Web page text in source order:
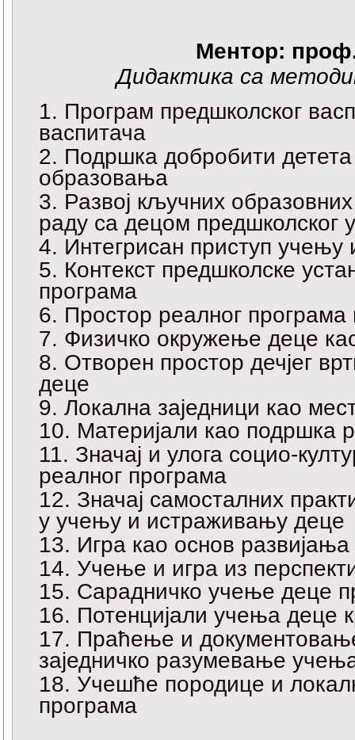
Ментор:
Дидактика са
Програм предшколског
васпитача
Подршка добробити
образовања
Развој кључних
раду са децом предшколског
Интегрисан приступ учењу
Контекст предшколске
програма
Простор реалног програма
Физичко окружење деце
Отворен простор дечјег
деце
Локална заједници као
Материјали као подршка
Значај и улога социо-
реалног програма
Значај самосталних
у учењу и истраживању деце
Игра као основ
Учење и игра из
Сарадничко учење деце
Потенцијали учења деце
Праћење и
заједничко разумевање
Учешће породице и
програма